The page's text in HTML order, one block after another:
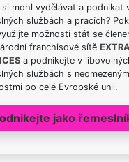
si mohl vydělávat a podnikat
službách a pracích?
možnosti stát se
franchisové sítěEXTRA
a podnikejte v
službách s
po celé Evropské unii.
jako